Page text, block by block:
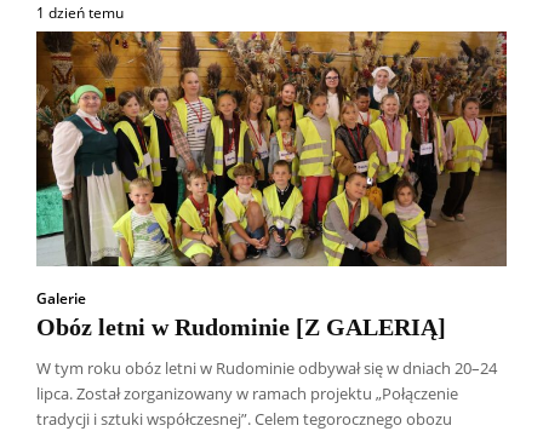
1 dzień temu
Galerie
Obóz letni w Rudominie [Z GALERIĄ]
W tym roku obóz letni w Rudominie odbywał się w dniach 20–24
lipca. Został zorganizowany w ramach projektu „Połączenie
tradycji i sztuki współczesnej”. Celem tegorocznego obozu
Wszyscy Aleksander Borowik
Antoni Radczenko
Artur Płokszto
Grzegorz Górny